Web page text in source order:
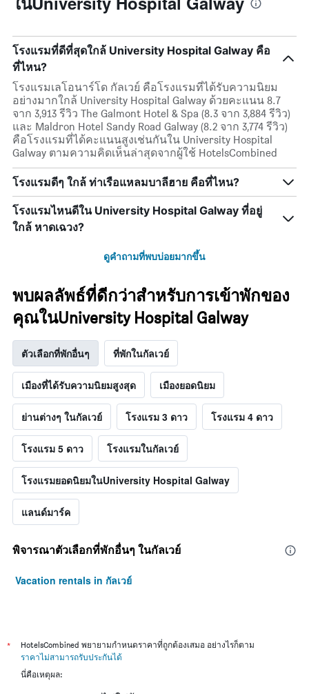
โรงแรมที่ดีที่สุดใกล้ University Hospital Galway คือ
ที่ไหน?
โรงแรมเลโอนาร์โด กัลเวย์ คือโรงแรมที่ได้รับความนิยม
อย่างมากใกล้ University Hospital Galway ด้วยคะแนน 8.7
จาก 3,913 รีวิว The Galmont Hotel & Spa (8.3 จาก 3,884 รีวิว)
และ Maldron Hotel Sandy Road Galway (8.2 จาก 3,774 รีวิว)
คือโรงแรมที่ได้คะแนนสูงเช่นกันใน University Hospital
Galway ตามความคิดเห็นล่าสุดจากผู้ใช้ HotelsCombined
โรงแรมดีๆ ใกล้ ท่าเรือแหลมบาลีฮาย คือที่ไหน?
โรงแรมไหนดีใน University Hospital Galway ที่อยู่
ใกล้ หาดเฉวง?
ดูคำถามที่พบบ่อยมากขึ้น
พบผลลัพธ์ที่ดีกว่าสำหรับการเข้าพักของ
คุณในUniversity Hospital Galway
ตัวเลือกที่พักอื่นๆ ที่พักในกัลเวย์
เมืองที่ได้รับความนิยมสูงสุด เมืองยอดนิยม
ย่านต่างๆ ในกัลเวย์ โรงแรม 3 ดาว โรงแรม 4 ดาว
โรงแรม 5 ดาว โรงแรมในกัลเวย์
โรงแรมยอดนิยมในUniversity Hospital Galway
แลนด์มาร์ค
พิจารณาตัวเลือกที่พักอื่นๆ ในกัลเวย์
Vacation rentals in กัลเวย์
*
HotelsCombined พยายามกำหนดราคาที่ถูกต้องเสมอ อย่างไรก็ตาม
ราคาไม่สามารถรับประกันได้
นี่คือเหตุผล: